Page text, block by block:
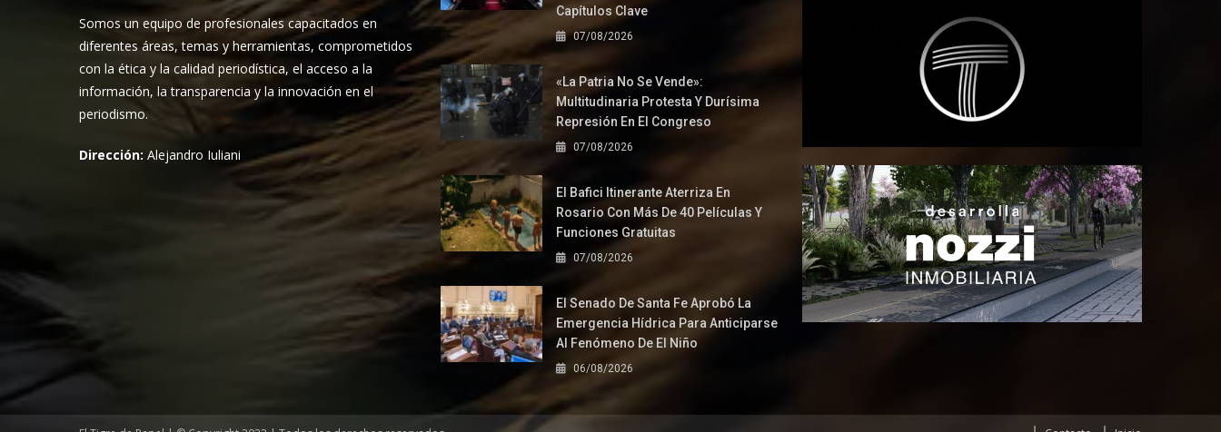
Somos un equipo de profesionales capacitados en
diferentes áreas, temas y herramientas, comprometidos
con la ética y la calidad periodística, el acceso a la
información, la transparencia y la innovación en el
periodismo.
Dirección:Alejandro Iuliani
Capítulos Clave
07/08/2026
«La Patria No Se Vende»:
Multitudinaria Protesta Y Durísima
Represión En El Congreso
07/08/2026
El Bafici Itinerante Aterriza En
Rosario Con Más De 40 Películas Y
Funciones Gratuitas
07/08/2026
El Senado De Santa Fe Aprobó La
Emergencia Hídrica Para Anticiparse
Al Fenómeno De El Niño
06/08/2026